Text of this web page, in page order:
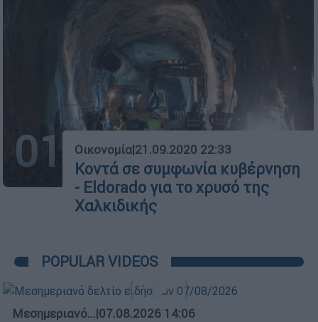
01 Οικονομία|21.09.2020 22:33
Κοντά σε συμφωνία κυβέρνηση
- Eldorado για το χρυσό της
Χαλκιδικής
POPULAR VIDEOS
Μεσημεριανό...|07.08.2026 14:06